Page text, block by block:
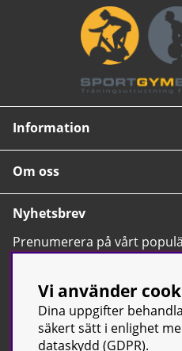
Information
Om oss
Nyhetsbrev
Prenumerera på vårt
tips, nyheter och våra allra
Vi använder
Dina uppgifter
säkert sätt i enlighet
dataskydd (GDPR).